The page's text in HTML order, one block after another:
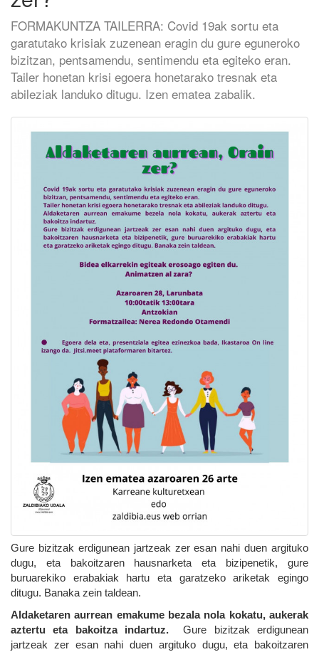
FORMAKUNTZA TAILERRA: Covid 19ak sortu eta
garatutako krisiak zuzenean eragin du gure eguneroko
bizitzan, pentsamendu, sentimendu eta egiteko eran.
Tailer honetan krisi egoera honetarako tresnak eta
abileziak landuko ditugu. Izen ematea zabalik.
Gure bizitzak erdigunean jartzeak zer esan nahi duen argituko
dugu, eta bakoitzaren hausnarketa eta bizipenetik, gure
buruarekiko erabakiak hartu eta garatzeko ariketak egingo
ditugu. Banaka zein taldean.
Aldaketaren aurrean emakume bezala nola kokatu, aukerak
aztertu eta bakoitza indartuz.Gure bizitzak erdigunean
jartzeak zer esan nahi duen argituko dugu, eta bakoitzaren